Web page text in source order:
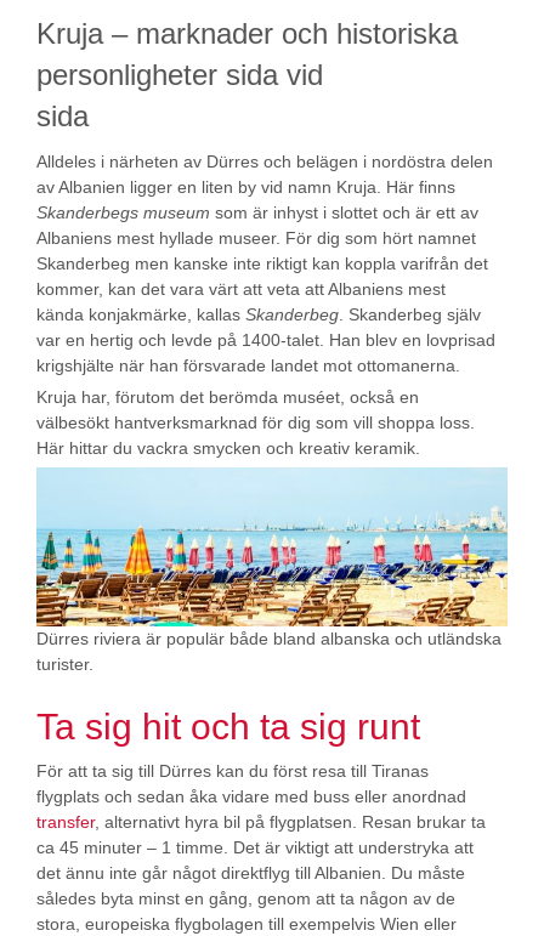
Kruja – marknader och historiska
personligheter sida vid
sida
Alldeles i närheten av Dürres och belägen i nordöstra delen
av Albanien ligger en liten by vid namn Kruja. Här finns
Skanderbegs museum som är inhyst i slottet och är ett av
Albaniens mest hyllade museer. För dig som hört namnet
Skanderbeg men kanske inte riktigt kan koppla varifrån det
kommer, kan det vara värt att veta att Albaniens mest
kända konjakmärke, kallas Skanderbeg . Skanderbeg själv
var en hertig och levde på 1400-talet. Han blev en lovprisad
krigshjälte när han försvarade landet mot ottomanerna.
Kruja har, förutom det berömda muséet, också en
välbesökt hantverksmarknad för dig som vill shoppa loss.
Här hittar du vackra smycken och kreativ keramik.
Dürres riviera är populär både bland albanska och utländska
turister.
Ta sig hit och ta sig runt
För att ta sig till Dürres kan du först resa till Tiranas
flygplats och sedan åka vidare med buss eller anordnad
transfer, alternativt hyra bil på flygplatsen. Resan brukar ta
ca 45 minuter – 1 timme. Det är viktigt att understryka att
det ännu inte går något direktflyg till Albanien. Du måste
således byta minst en gång, genom att ta någon av de
stora, europeiska flygbolagen till exempelvis Wien eller